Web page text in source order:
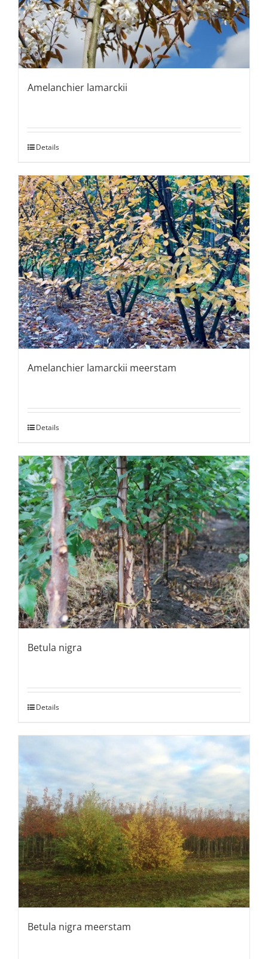
Amelanchier lamarckii
Details
Amelanchier lamarckii meerstam
Details
Betula nigra
Details
Betula nigra meerstam